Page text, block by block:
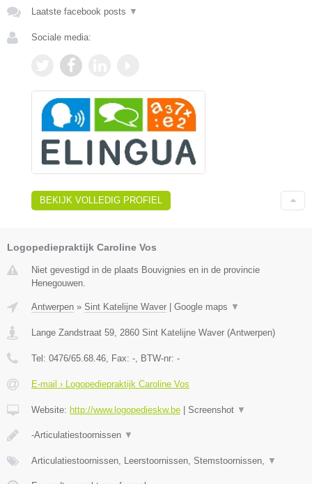
Laatste facebook posts ▼
Sociale media:
BEKIJK VOLLEDIG PROFIEL
Logopediepraktijk Caroline Vos
Niet gevestigd in de plaats Bouvignies en in de provincie
Henegouwen.
Antwerpen » Sint Katelijne Waver Google maps ▼
Lange Zandstraat 59, 2860 Sint Katelijne Waver (Antwerpen)
Tel: 0476/65.68.46, Fax: -, BTW-nr: -
E-mail › Logopediepraktijk Caroline Vos
Website: http://www.logopedieskw.be Screenshot ▼
-Articulatiestoornissen ▼
Articulatiestoornissen, Leerstoornissen, Stemstoornissen, ▼